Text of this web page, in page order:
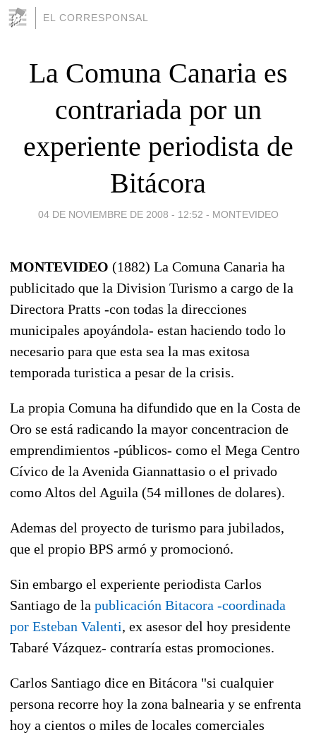
EL CORRESPONSAL
La Comuna Canaria es
contrariada por un
experiente periodista de
Bitácora
04 DE NOVIEMBRE DE 2008 - 12:52 - MONTEVIDEO
MONTEVIDEO (1882) La Comuna Canaria ha
publicitado que la Division Turismo a cargo de la
Directora Pratts -con todas la direcciones
municipales apoyándola- estan haciendo todo lo
necesario para que esta sea la mas exitosa
temporada turistica a pesar de la crisis.
La propia Comuna ha difundido que en la Costa de
Oro se está radicando la mayor concentracion de
emprendimientos -públicos- como el Mega Centro
Cívico de la Avenida Giannattasio o el privado
como Altos del Aguila (54 millones de dolares).
Ademas del proyecto de turismo para jubilados,
que el propio BPS armó y promocionó.
Sin embargo el experiente periodista Carlos
Santiago de la publicación Bitacora -coordinada
por Esteban Valenti, ex asesor del hoy presidente
Tabaré Vázquez- contraría estas promociones.
Carlos Santiago dice en Bitácora "si cualquier
persona recorre hoy la zona balnearia y se enfrenta
hoy a cientos o miles de locales comerciales